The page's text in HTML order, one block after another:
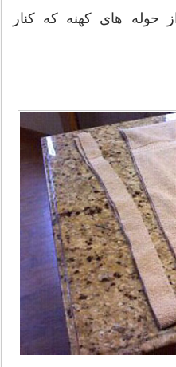
حوله های کهنه که کنار